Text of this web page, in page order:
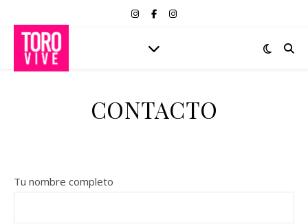
CONTACTO
Tu nombre completo